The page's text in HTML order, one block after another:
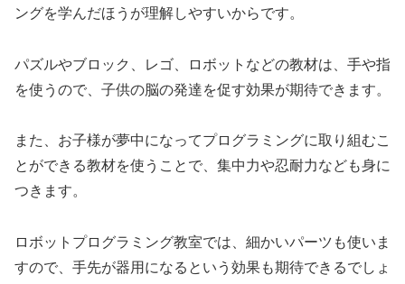
ングを学んだほうが理解しやすいからです。
パズルやブロック、レゴ、ロボットなどの教材は、手や指
を使うので、子供の脳の発達を促す効果が期待できます。
また、お子様が夢中になってプログラミングに取り組むこ
とができる教材を使うことで、集中力や忍耐力なども身に
つきます。
ロボットプログラミング教室では、細かいパーツも使いま
すので、手先が器用になるという効果も期待できるでしょ